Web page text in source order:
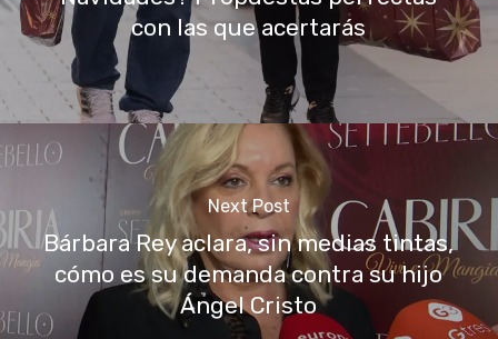
con las que acertarás
Next Post
Bárbara Rey aclara, sin medias tintas,
cómo es su demanda contra su hijo
Ángel Cristo